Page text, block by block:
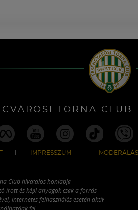
TORNA CLUB
IMPRESSZUM
Club hivatalos honlapja
írott és képi anyagok csak a forrás
internetes felhasználás esetén aktív
fel.